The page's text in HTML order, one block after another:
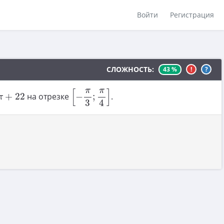
Войти Регистрация
СЛОЖНОСТЬ: 43 % ! ?
+ 22 на отрезке −
π
3
;
π
4
[− π3 π4]
.